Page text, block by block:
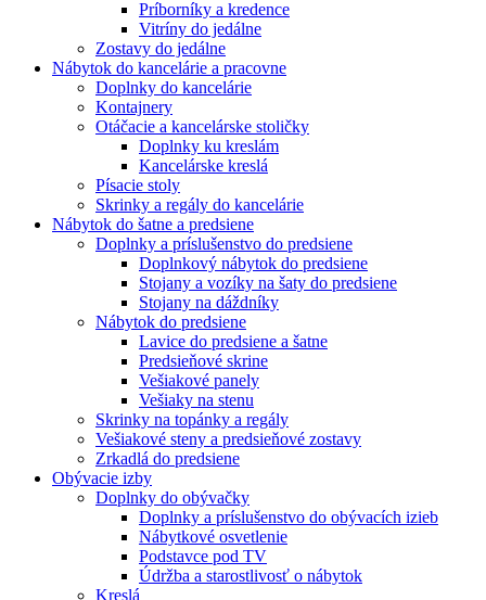
Príborníky a kredence
Vitríny do jedálne
Zostavy do jedálne
Nábytok do kancelárie a pracovne
Doplnky do kancelárie
Kontajnery
Otáčacie a kancelárske stoličky
Doplnky ku kreslám
Kancelárske kreslá
Písacie stoly
Skrinky a regály do kancelárie
Nábytok do šatne a predsiene
Doplnky a príslušenstvo do predsiene
Doplnkový nábytok do predsiene
Stojany a vozíky na šaty do predsiene
Stojany na dáždníky
Nábytok do predsiene
Lavice do predsiene a šatne
Predsieňové skrine
Vešiakové panely
Vešiaky na stenu
Skrinky na topánky a regály
Vešiakové steny a predsieňové zostavy
Zrkadlá do predsiene
Obývacie izby
Doplnky do obývačky
Doplnky a príslušenstvo do obývacích izieb
Nábytkové osvetlenie
Podstavce pod TV
Údržba a starostlivosť o nábytok
Kreslá